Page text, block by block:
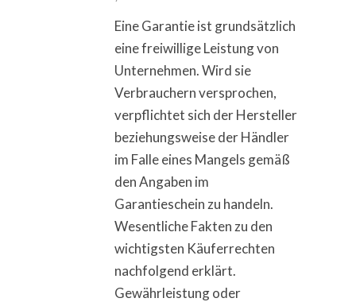
Eine Garantie ist grundsätzlich
eine freiwillige Leistung von
Unternehmen. Wird sie
Verbrauchern versprochen,
verpflichtet sich der Hersteller
beziehungsweise der Händler
im Falle eines Mangels gemäß
den Angaben im
Garantieschein zu handeln.
Wesentliche Fakten zu den
wichtigsten Käuferrechten
nachfolgend erklärt.
Gewährleistung oder